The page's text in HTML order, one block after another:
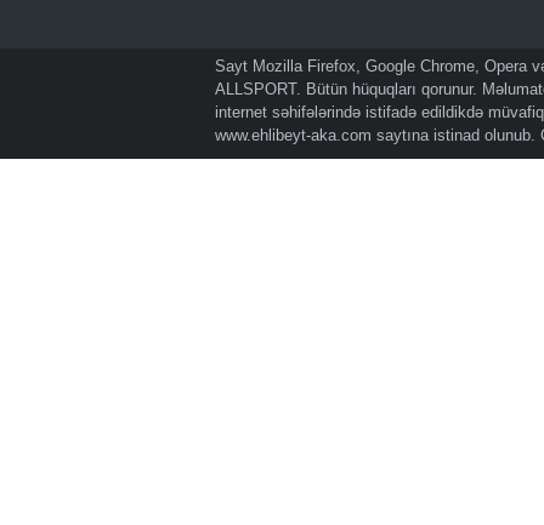
Sayt Mozilla Firefox, Google Chrome, Opera
ALLSPORT. Bütün hüquqları qorunur.
internet səhifələrində istifadə edildikdə
www.ehlibeyt-aka.com saytına istinad olunub.